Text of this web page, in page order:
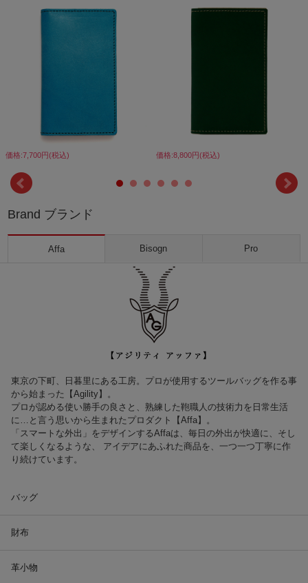
価格:7,700円(税込) 価格:8,800円(税込)
Brand ブランド
Affa Bisogn Pro
東京の下町、日暮里にある工房。プロが使用するツールバッグを作る事
から始まった【Agility】。
プロが認める使い勝手の良さと、熟練した鞄職人の技術力を日常生活
に…と言う思いから生まれたプロダクト【Affa】。
「スマートな外出」をデザインするAffaは、毎日の外出が快適に、そし
て楽しくなるような、 アイデアにあふれた商品を、一つ一つ丁寧に作
り続けています。
バッグ
財布
革小物